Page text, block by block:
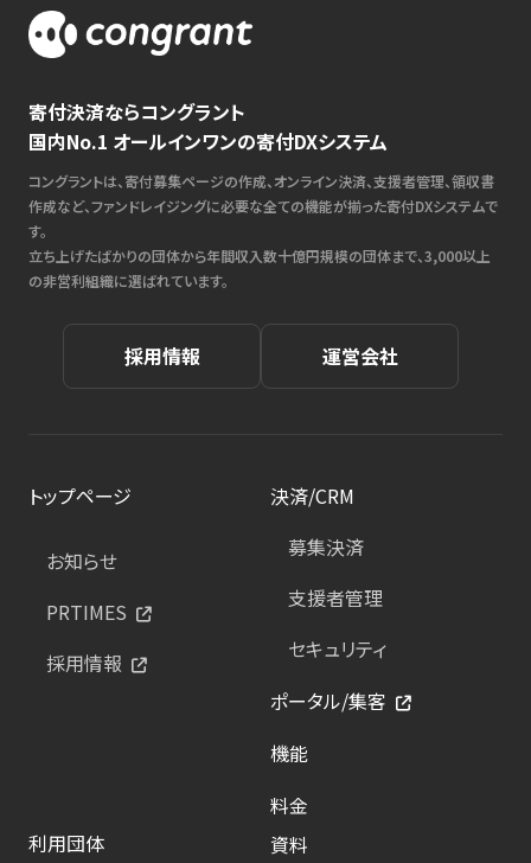
寄付決済ならコングラント
国内No.1 オールインワンの寄付DXシステム
コングラントは、寄付募集ページの作成、オンライン決済、支援者管理、領収書
作成など、ファンドレイジングに必要な全ての機能が揃った寄付DXシステムで
す。
立ち上げたばかりの団体から年間収入数十億円規模の団体まで、3,000以上
の非営利組織に選ばれています。
採用情報 運営会社
トップページ
お知らせ
PRTIMES
採用情報
決済/CRM
募集決済
支援者管理
セキュリティ
ポータル/集客
機能
料金
利用団体
資料